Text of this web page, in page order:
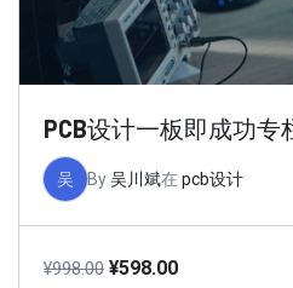
PCB设计一板即成功专
吴 By吴川斌在 pcb设计
¥998.00 ¥598.00